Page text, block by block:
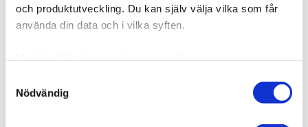
och produktutveckling. Du kan själv välja vilka som får
använda din data och i vilka syften.
kan ha en noggrannhet på upp till flera meter
Nödvändig
Kvalitet & Skötsel